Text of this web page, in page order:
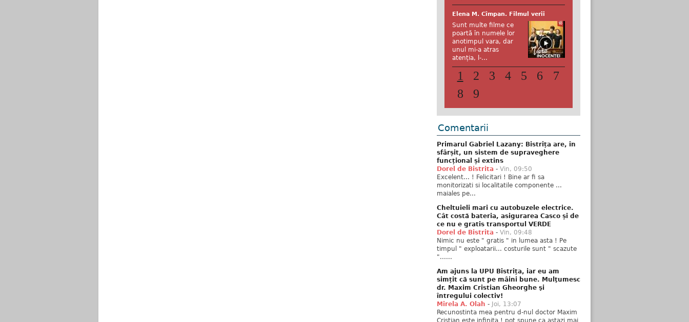
Elena M. Cîmpan. Filmul verii
Sunt multe filme ce
poartă în numele lor
anotimpul vara, dar
unul mi-a atras
atenția, l-...
1 2 3 4 5 6
7
8
9
Comentarii
Primarul Gabriel Lazany: Bistrița are, în
sfârșit, un sistem de supraveghere
funcțional și extins
Dorel de Bistrita - Vin, 09:50
Excelent... ! Felicitari ! Bine ar fi sa
monitorizati si localitatile componente ...
maiales pe...
Cheltuieli mari cu autobuzele electrice.
Cât costă bateria, asigurarea Casco și de
ce nu e gratis transportul VERDE
Dorel de Bistrita - Vin, 09:48
Nimic nu este " gratis " in lumea asta ! Pe
timpul " exploatarii... costurile sunt " scazute
"......
Am ajuns la UPU Bistrița, iar eu am
simțit că sunt pe mâini bune. Mulţumesc
dr. Maxim Cristian Gheorghe şi
întregului colectiv!
Mirela A. Olah - Joi, 13:07
Recunostinta mea pentru d-nul doctor Maxim
Cristian este infinita ! pot spune ca astazi mai